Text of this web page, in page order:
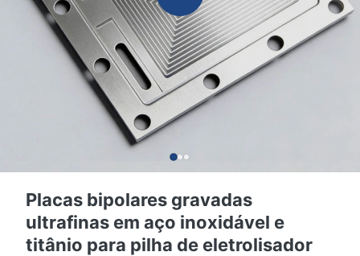
Placas bipolares gravadas
ultrafinas em aço inoxidável e
titânio para pilha de eletrolisador